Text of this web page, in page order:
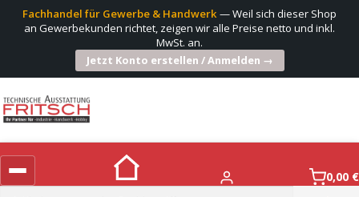
Fachhandel für Gewerbe & Handwerk— Weil sich dieser Shop
an Gewerbekunden richtet, zeigen wir alle Preise netto und inkl.
MwSt. an.
Jetzt Konto erstellen / Anmelden →
0,00 €